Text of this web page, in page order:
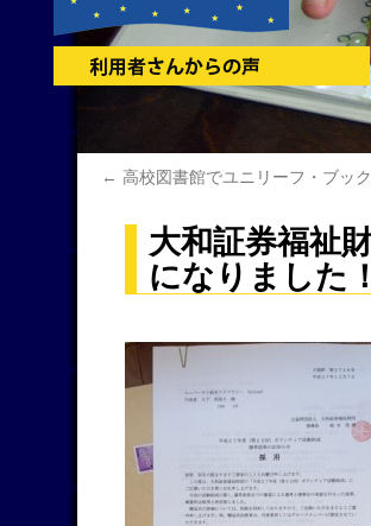
← 高校図書館でユニリーフ・ブッ
大和証券福祉
になりました！